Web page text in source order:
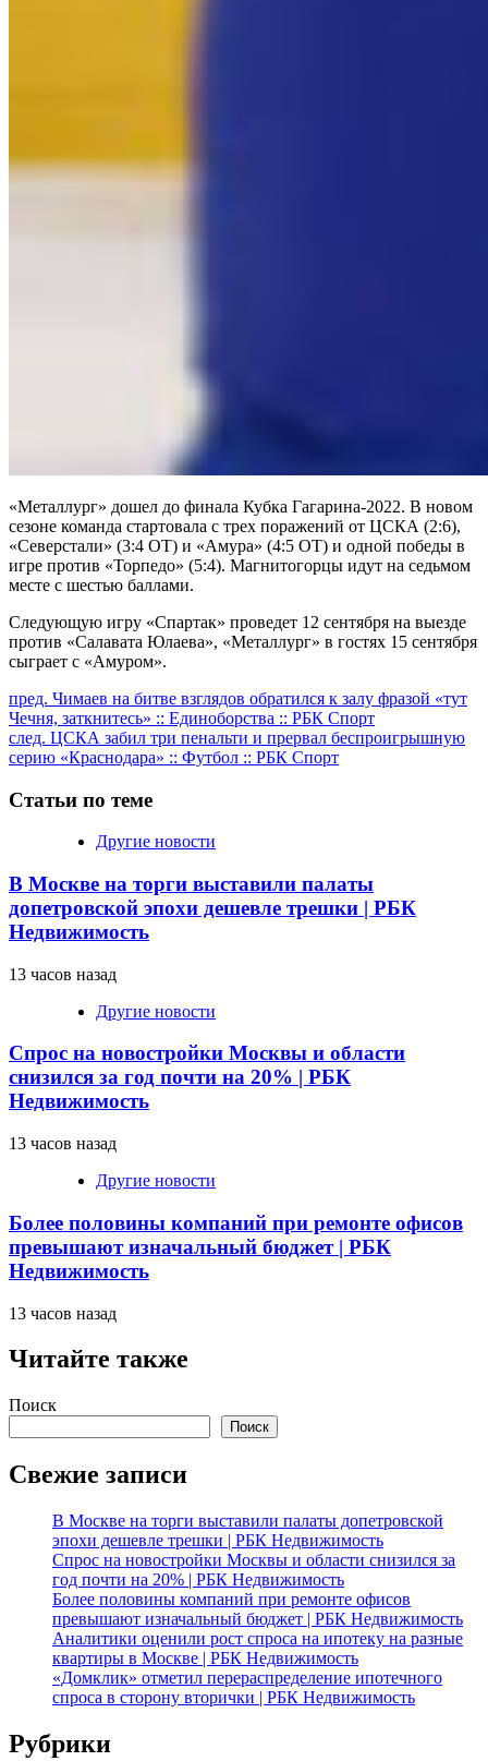
«Металлург» дошел до финала Кубка Гагарина-2022. В новом
сезоне команда стартовала с трех поражений от ЦСКА (2:6),
«Северстали» (3:4 ОТ) и «Амура» (4:5 ОТ) и одной победы в
игре против «Торпедо» (5:4). Магнитогорцы идут на седьмом
месте с шестью баллами.
Следующую игру «Спартак» проведет 12 сентября на выезде
против «Салавата Юлаева», «Металлург» в гостях 15 сентября
сыграет с «Амуром».
Продолжить
чтение
пред. Чимаев на битве взглядов обратился к залу фразой «тут
Чечня, заткнитесь» :: Единоборства :: РБК Спорт
след. ЦСКА забил три пенальти и прервал беспроигрышную
серию «Краснодара» :: Футбол :: РБК Спорт
Статьи по теме
Другие новости
В Москве на торги выставили палаты
допетровской эпохи дешевле трешки | РБК
Недвижимость
13 часов назад
Другие новости
Спрос на новостройки Москвы и области
снизился за год почти на 20% | РБК
Недвижимость
13 часов назад
Другие новости
Более половины компаний при ремонте офисов
превышают изначальный бюджет | РБК
Недвижимость
13 часов назад
Читайте также
Поиск
Поиск
Свежие записи
В Москве на торги выставили палаты допетровской
эпохи дешевле трешки | РБК Недвижимость
Спрос на новостройки Москвы и области снизился за
год почти на 20% | РБК Недвижимость
Более половины компаний при ремонте офисов
превышают изначальный бюджет | РБК Недвижимость
Аналитики оценили рост спроса на ипотеку на разные
квартиры в Москве | РБК Недвижимость
«Домклик» отметил перераспределение ипотечного
спроса в сторону вторички | РБК Недвижимость
Рубрики